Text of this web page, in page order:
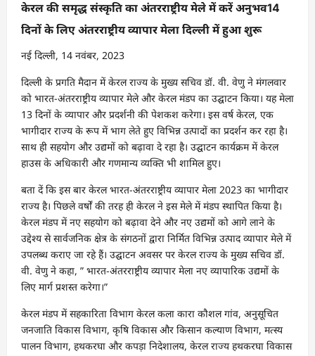
केरल की समृद्ध संस्कृति का अंतरराष्ट्रीय मेले में करें अनुभव14
दिनों के लिए अंतरराष्ट्रीय व्यापार मेला दिल्ली में हुआ शुरू
नई दिल्ली, 14 नवंबर, 2023
दिल्ली के प्रगति मैदान में केरल राज्य के मुख्य सचिव डॉ. वी. वेणु ने मंगलवार
को भारत-अंतरराष्ट्रीय व्यापार मेले और केरल मंडप का उद्घाटन किया। यह मेला
13 दिनों के व्यापार और प्रदर्शनी की पेशकश करेगा। इस वर्ष केरल, एक
भागीदार राज्य के रूप में भाग लेते हुए विभिन्न उत्पादों का प्रदर्शन कर रहा है।
साथ ही सहयोग और उद्यमों को बढ़ावा दे रहा है। उद्घाटन कार्यक्रम में केरल
हाउस के अधिकारी और गणमान्य व्यक्ति भी शामिल हुए।
बता दें कि इस बार केरल भारत-अंतरराष्ट्रीय व्यापार मेला 2023 का भागीदार
राज्य है। पिछले वर्षों की तरह ही केरल ने इस मेले में मंडप स्थापित किया है।
केरल मंडप में नए सहयोग को बढ़ावा देने और नए उद्यमों को आगे लाने के
उद्देश्य से सार्वजनिक क्षेत्र के संगठनों द्वारा निर्मित विभिन्न उत्पाद व्यापार मेले में
उपलब्ध कराए जा रहे हैं। उद्घाटन अवसर पर केरल राज्य के मुख्य सचिव डॉ.
वी. वेणु ने कहा, ” भारत-अंतरराष्ट्रीय व्यापार मेला नए व्यापारिक उद्यमों के
लिए मार्ग प्रशस्त करेगा।”
केरल मंडप में सहकारिता विभाग केरल कला कारा कौशल गांव, अनुसूचित
जनजाति विकास विभाग, कृषि विकास और किसान कल्याण विभाग, मत्स्य
पालन विभाग, हथकरघा और कपड़ा निदेशालय, केरल राज्य हथकरघा विकास